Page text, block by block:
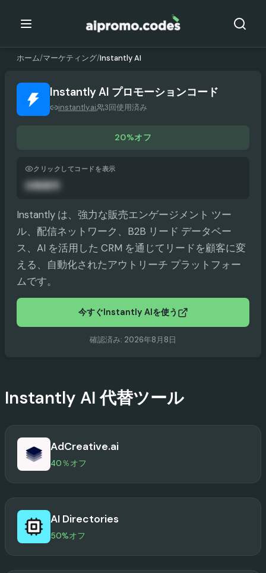
ホーム/マーケティング/Instantly AI
Instantly AI プロモーションコード
instantly.ai 3回使用済み
20%オフ
クリックしてコードを表示
自動適用
Instantly は、強力な販売エンゲージメント ツー
ル、配信ネットワーク、B2B リード データベー
ス、AI を活用した CRM を通じてリードを顧客に変
える、自動化されたアウトリーチ プラットフォー
ムです。
今すぐInstantly AIを使う
確認済み: 2026年8月8日
Instantly AI 代替ツール
AdCreative.ai
40％オフ
AI Directories
50%オフ